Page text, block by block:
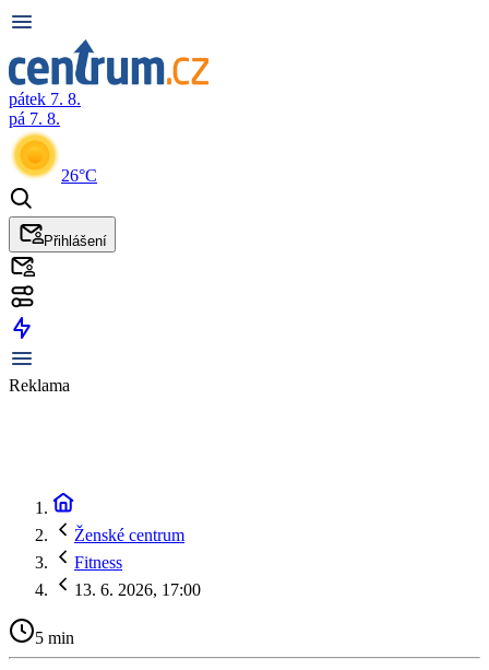
pátek 7. 8.
pá 7. 8.
26°C
Přihlášení
Reklama
Ženské centrum
Fitness
13. 6. 2026, 17:00
5 min